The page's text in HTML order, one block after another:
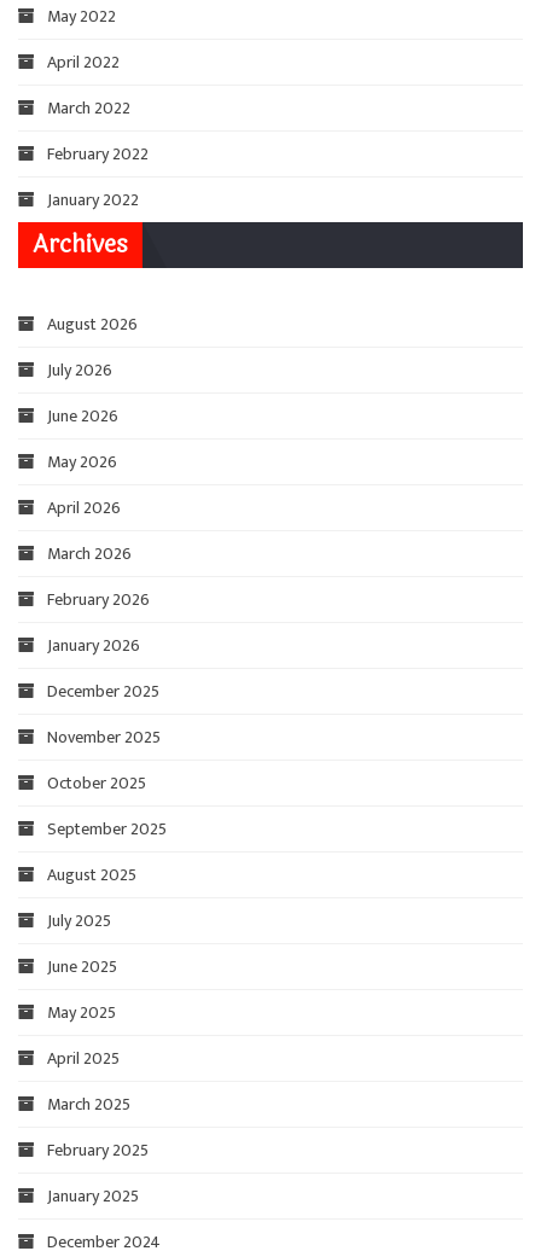
May 2022
April 2022
March 2022
February 2022
January 2022
Archives
August 2026
July 2026
June 2026
May 2026
April 2026
March 2026
February 2026
January 2026
December 2025
November 2025
October 2025
September 2025
August 2025
July 2025
June 2025
May 2025
April 2025
March 2025
February 2025
January 2025
December 2024